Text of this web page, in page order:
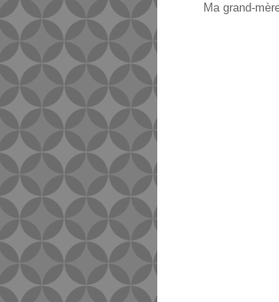
Ma grand-